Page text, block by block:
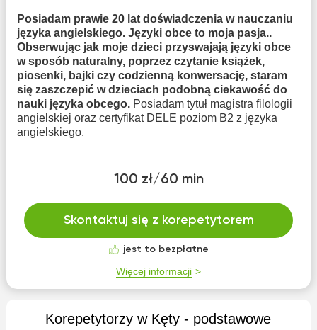
Posiadam prawie 20 lat doświadczenia w nauczaniu
języka angielskiego. Języki obce to moja pasja..
Obserwując jak moje dzieci przyswajają języki obce
w sposób naturalny, poprzez czytanie książek,
piosenki, bajki czy codzienną konwersację, staram
się zaszczepić w dzieciach podobną ciekawość do
nauki języka obcego. Posiadam tytuł magistra filologii
angielskiej oraz certyfikat DELE poziom B2 z języka
angielskiego.
100 zł/60 min
Skontaktuj się z korepetytorem
jest to bezpłatne
Więcej informacji
Korepetytorzy w Kęty - podstawowe